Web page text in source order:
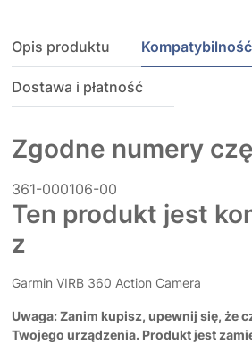
Opis produktu Kompatybilność
Dostawa i płatność
Zgodne numery
361-000106-00
Ten produkt jest
z
Garmin VIRB 360 Action Camera
Uwaga: Zanim kupisz, upewnij się, że
Twojego urządzenia. Produkt jest